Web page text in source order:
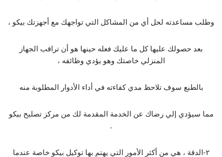
وطلب مساعدته لحل أي من المشاكل التي تواجهك مع أجهزتك بيكو ،
بعد حصولك عليها كل ما عليك فعله حينها هو أن تراقب الجهاز
المنزلي خاصتك وهو يؤدي وظائفه ،
بالطبع سوف تلاحظ مدي كفاءته في أداء الأدوار المطلوبة منه
مما سيؤدي إلي رضاك عن الخدمة المقدمة لك من مركز تصليح بيكو
.
٢-الدقة ، هي من أكثر الأمور التي يهتم بها توكيل بيكو خاصة عندما